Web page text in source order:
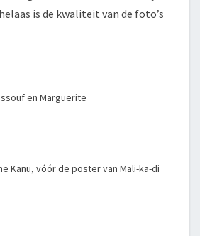
is de kwaliteit van de foto’s
en Marguerite
Kanu, vóór de poster van Mali-ka-di